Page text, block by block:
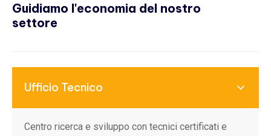
Guidiamo l'economia del nostro
settore
Ufficio Tecnico
Centro ricerca e sviluppo con tecnici certificati e